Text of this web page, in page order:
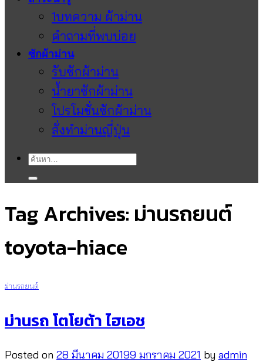
1บทความ ผ้าม่าน
คำถามที่พบบ่อย
ซักผ้าม่าน
รับซักผ้าม่าน
น้ำยาซักผ้าม่าน
โปรโมชั่นซักผ้าม่าน
สั่งทำม่านญี่ปุ่น
ค้นหา:
Tag Archives: ม่านรถยนต์
toyota-hiace
ม่านรถยนต์
ม่านรถ โตโยต้า ไฮเอช​
Posted on 28 มีนาคม 20199 มกราคม 2021 by admin